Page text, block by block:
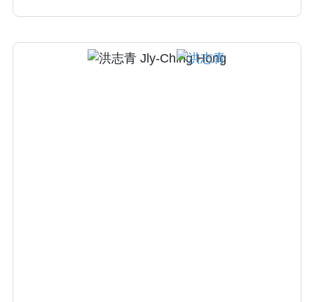
計劃或手術規劃，全程陪伴患者走過治療過